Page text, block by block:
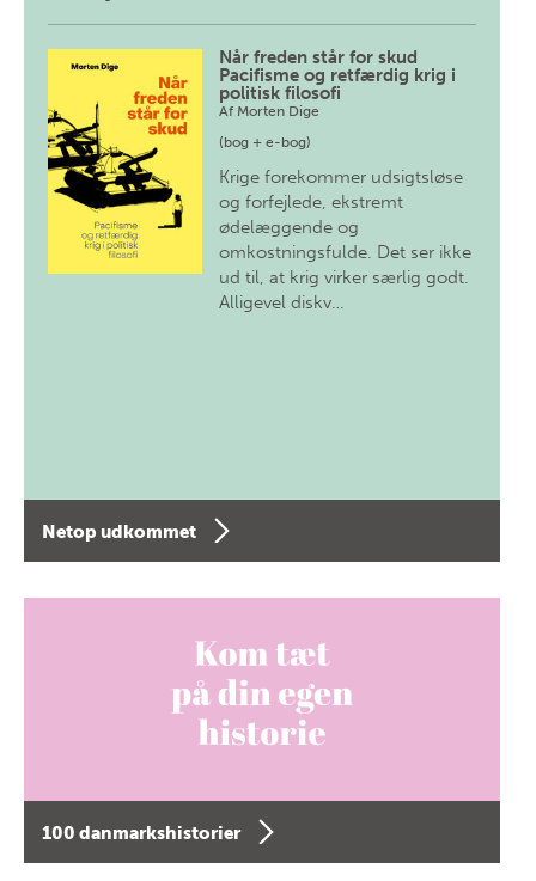
Når freden står for skud
Pacifisme og retfærdig krig i
politisk filosofi
Af Morten Dige
(bog + e-bog)
Krige forekommer udsigtsløse
og forfejlede, ekstremt
ødelæggende og
omkostningsfulde. Det ser ikke
ud til, at krig virker særlig godt.
Alligevel diskv…
Netop udkommet
100 danmarkshistorier